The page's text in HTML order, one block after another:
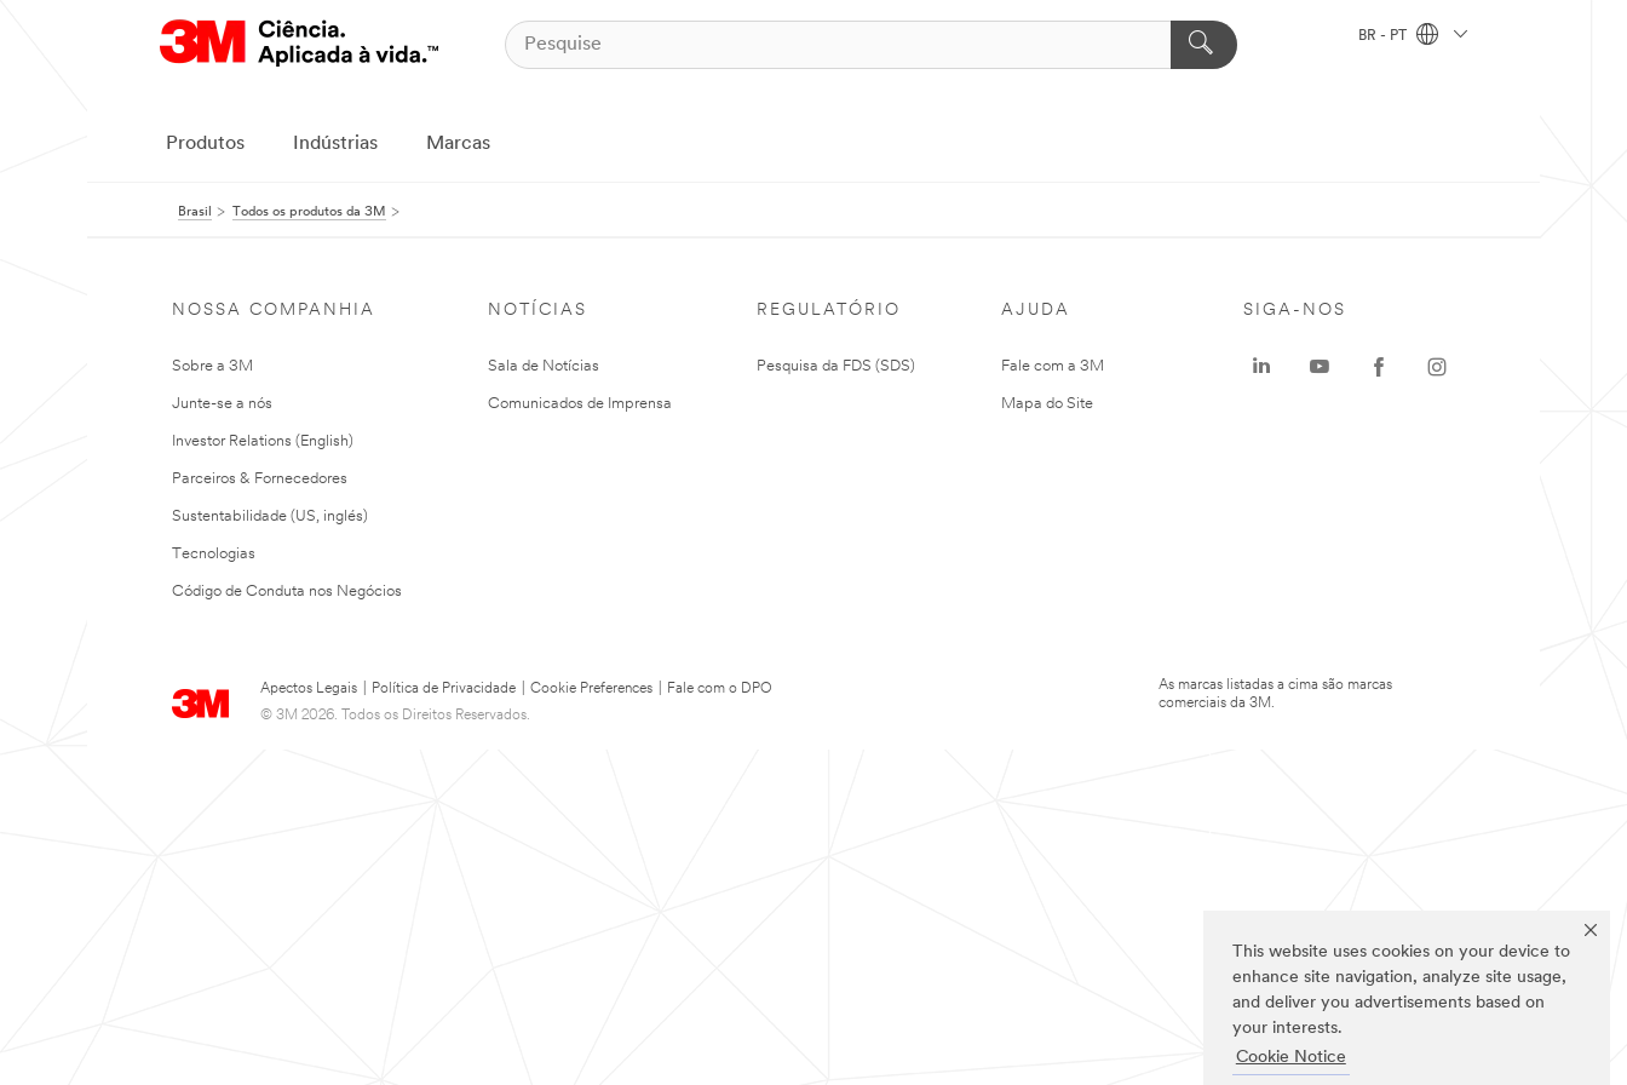
This website uses cookies on your device to
enhance site navigation, analyze site usage,
and deliver you advertisements based on
your interests.
Cookie Notice
BR - PT
Produtos Indústrias Marcas
Brasil Todos os produtos da 3M
NOSSA COMPANHIA
Sobre a 3M
Junte-se a nós
Investor Relations (English)
Parceiros & Fornecedores
Sustentabilidade (US, inglés)
Tecnologias
Código de Conduta nos Negócios
NOTÍCIAS
Sala de Notícias
Comunicados de Imprensa
REGULATÓRIO
Pesquisa da FDS (SDS)
AJUDA
Fale com a 3M
Mapa do Site
Apectos Legais Política de Privacidade Cookie Preferences
Fale com o DPO
© 3M 2026. Todos os Direitos Reservados.
SIGA-NOS
As marcas listadas a cima são marcas
comerciais da 3M.